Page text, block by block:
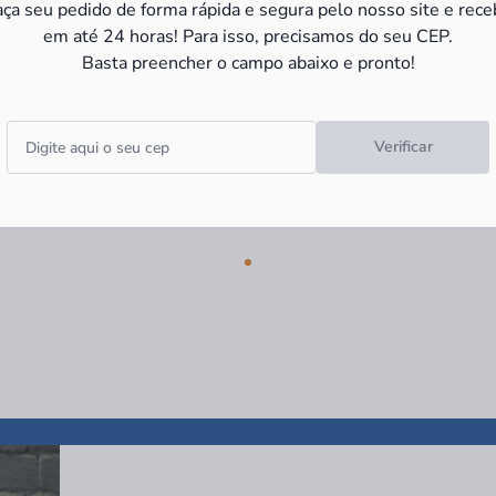
seu pedido de forma rápida e segura pelo nosso site e
em até 24 horas! Para isso, precisamos do seu CEP.
Basta preencher o campo abaixo e pronto!
Verificar